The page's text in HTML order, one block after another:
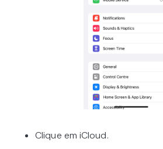
Clique em iCloud.